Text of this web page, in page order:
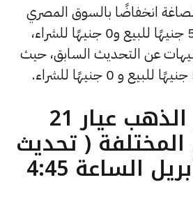
انخفاضًا بالسوق المصري
الآن، حيث بلغ 53.64 جنيهًا للبيع و0 جنيهًا للشراء،
بمقدار 0 جنيهات عن التحديث السابق، حيث
ما هو سعر الذهب عيار 21
المختلفة ( تحديث
الثلاثاء 28 أبريل الساعة 4:45